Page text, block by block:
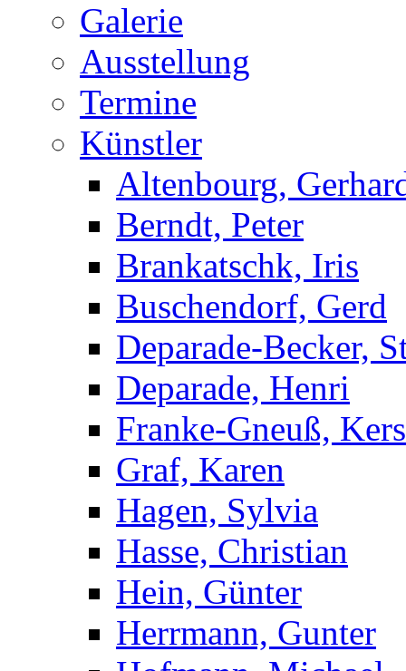
Galerie
Ausstellung
Termine
Künstler
Altenbourg,
Berndt, Peter
Brankatschk, Iris
Buschendorf, Gerd
Deparade-Becker,
Deparade, Henri
Franke-Gneuß,
Graf, Karen
Hagen, Sylvia
Hasse, Christian
Hein, Günter
Herrmann, Gunter